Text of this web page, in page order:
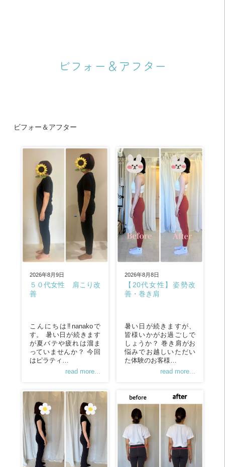
ビフォー＆アフター
ビフォー＆アフター
2026年8月9日
５０代女性 肩こり改
善
こんにちは‼︎nanakoで
す。 暑い日が続きます
が夏バテや疲れは溜ま
っていませんか？ 今回
はピラティ…
read more...
2026年8月8日
【20代女性】姿勢改
善・巻き肩
暑い日が続きますが、
皆様いかがお過ごしで
しょうか？ 巻き肩がお
悩みでお越しいただい
た体験のお客様…
read more...